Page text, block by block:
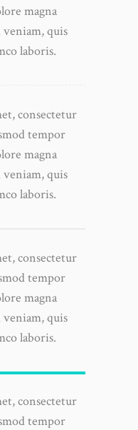
magna
quis
laboris.
consectetur
tempor
magna
quis
laboris.
consectetur
tempor
magna
quis
laboris.
consectetur
tempor